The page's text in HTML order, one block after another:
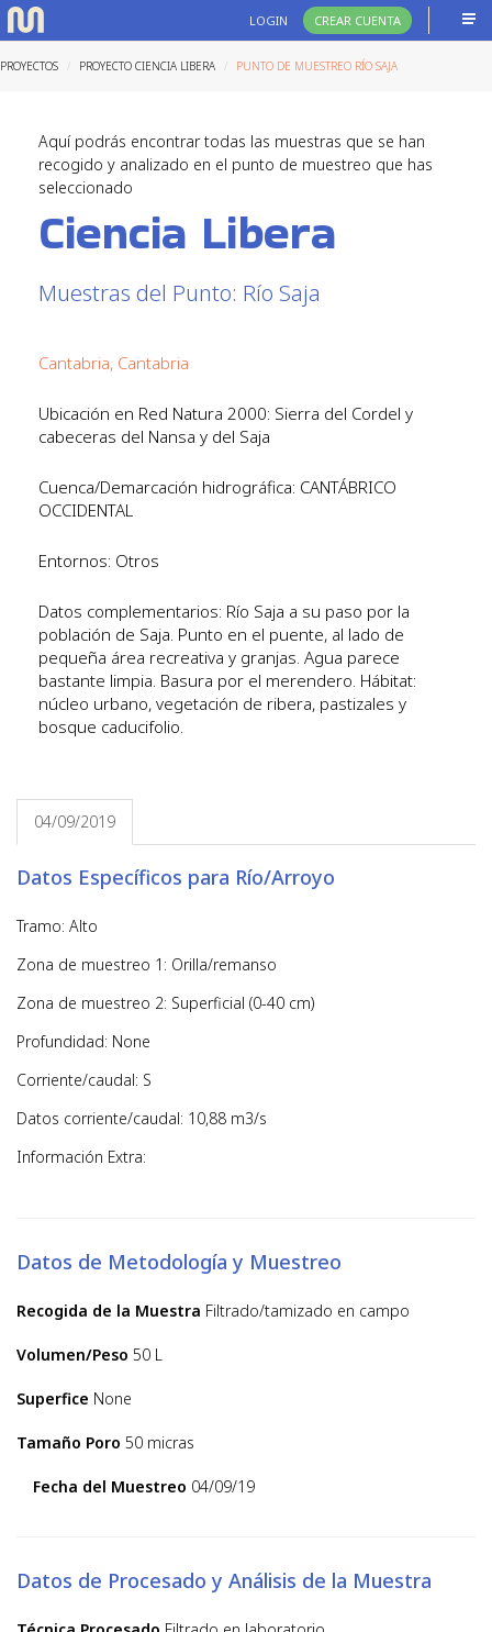
LOGIN CREAR CUENTA
PROYECTOS PROYECTO CIENCIA LIBERA PUNTO DE MUESTREO RÍO SAJA
Aquí podrás encontrar todas las muestras que se han
recogido y analizado en el punto de muestreo que has
seleccionado
Ciencia Libera
Muestras del Punto: Río Saja
Cantabria, Cantabria
Ubicación en Red Natura 2000: Sierra del Cordel y
cabeceras del Nansa y del Saja
Cuenca/Demarcación hidrográfica: CANTÁBRICO
OCCIDENTAL
Entornos: Otros
Datos complementarios: Río Saja a su paso por la
población de Saja. Punto en el puente, al lado de
pequeña área recreativa y granjas. Agua parece
bastante limpia. Basura por el merendero. Hábitat:
núcleo urbano, vegetación de ribera, pastizales y
bosque caducifolio.
04/09/2019
Datos Específicos para Río/Arroyo
Tramo: Alto
Zona de muestreo 1: Orilla/remanso
Zona de muestreo 2: Superficial (0-40 cm)
Profundidad: None
Corriente/caudal: S
Datos corriente/caudal: 10,88 m3/s
Información Extra:
Datos de Metodología y Muestreo
Recogida de la Muestra Filtrado/tamizado en campo
Volumen/Peso 50 L
Superfice None
Tamaño Poro 50 micras
Fecha del Muestreo 04/09/19
Datos de Procesado y Análisis de la Muestra